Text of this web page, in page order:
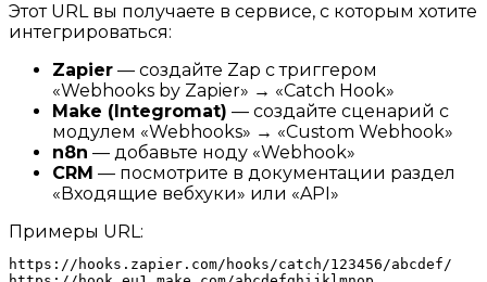
Этот URL вы получаете в сервисе, с которым хотите
интегрироваться:
Zapier — создайте Zap с триггером
«Webhooks by Zapier» → «Catch Hook»
Make (Integromat) — создайте сценарий с
модулем «Webhooks» → «Custom Webhook»
n8n — добавьте ноду «Webhook»
CRM — посмотрите в документации раздел
«Входящие вебхуки» или «API»
Примеры URL:
https://hooks.zapier.com/hooks/catch/123456/abcdef/